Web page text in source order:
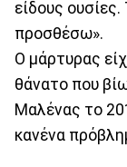
είδους
προσθέσω».
Ο μάρτυρας
θάνατο που
Μαλένας το
κανένα